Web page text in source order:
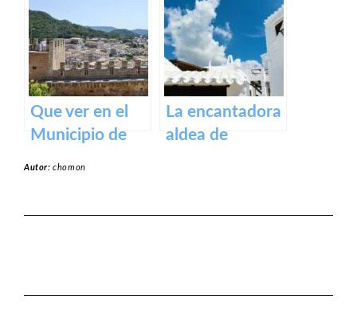
Baleares
Que ver en el
Municipio de
La encantadora
aldea de
Autor:chomon